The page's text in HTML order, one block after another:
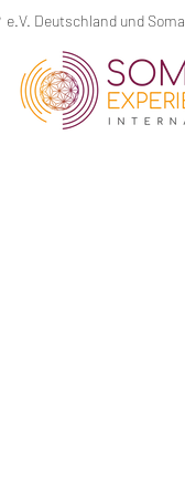
e.V. Deutschland und